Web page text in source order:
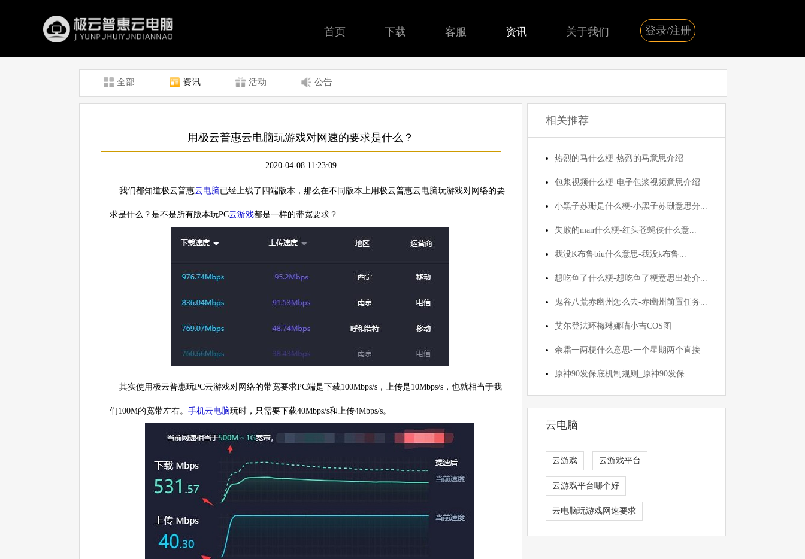
首页 下载 客服 资讯 关于我们 登录/注册
全部 资讯 活动 公告
用极云普惠云电脑玩游戏对网速的要求是什么？
2020-04-08 11:23:09
我们都知道极云普惠云电脑已经上线了四端版本，那么在不同版本上用极云普惠云电脑玩游戏对网络的要
求是什么？是不是所有版本玩PC云游戏都是一样的带宽要求？
其实使用极云普惠玩PC云游戏对网络的带宽要求PC端是下载100Mbps/s，上传是10Mbps/s，也就相当于我
们100M的宽带左右。 手机云电脑玩时，只需要下载40Mbps/s和上传4Mbps/s。
相关推荐
热烈的马什么梗-热烈的马意思介绍
包浆视频什么梗-电子包浆视频意思介绍
小黑子苏珊是什么梗-小黑子苏珊意思分...
失败的man什么梗-红头苍蝇侠什么意...
我没K布鲁biu什么意思-我没k布鲁...
想吃鱼了什么梗-想吃鱼了梗意思出处介...
鬼谷八荒赤幽州怎么去-赤幽州前置任务...
艾尔登法环梅琳娜喵小吉COS图
余霜一两梗什么意思-一个星期两个直接
原神90发保底机制规则_原神90发保...
云电脑
云游戏 云游戏平台
云游戏平台哪个好
云电脑玩游戏网速要求